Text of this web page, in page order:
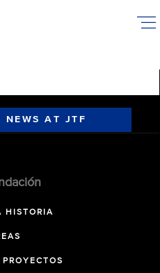
NEWS AT JTF
HISTORIA
PROYECTOS